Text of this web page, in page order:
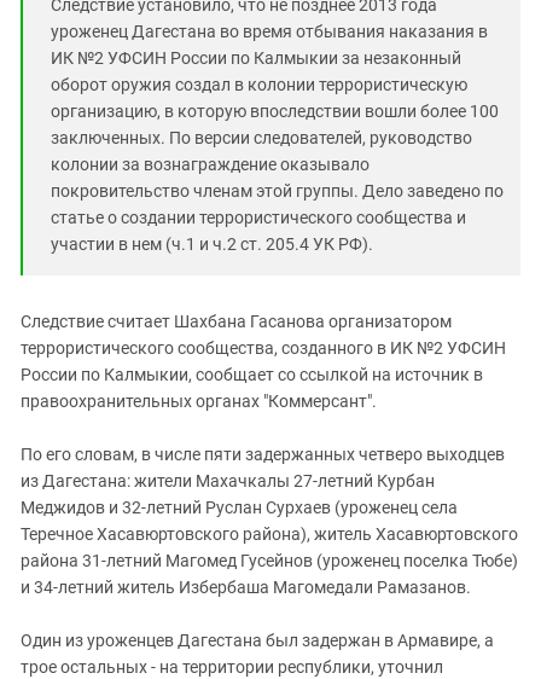
Следствие установило, что не позднее 2013 года
уроженец Дагестана во время отбывания наказания в
ИК №2 УФСИН России по Калмыкии за незаконный
оборот оружия создал в колонии террористическую
организацию, в которую впоследствии вошли более 100
заключенных. По версии следователей, руководство
колонии за вознаграждение оказывало
покровительство членам этой группы. Дело заведено по
статье о создании террористического сообщества и
участии в нем (ч.1 и ч.2 ст. 205.4 УК РФ).
Следствие считает Шахбана Гасанова организатором
террористического сообщества, созданного в ИК №2 УФСИН
России по Калмыкии, сообщает со ссылкой на источник в
правоохранительных органах "Коммерсант".
По его словам, в числе пяти задержанных четверо выходцев
из Дагестана: жители Махачкалы 27-летний Курбан
Меджидов и 32-летний Руслан Сурхаев (уроженец села
Теречное Хасавюртовского района), житель Хасавюртовского
района 31-летний Магомед Гусейнов (уроженец поселка Тюбе)
и 34-летний житель Избербаша Магомедали Рамазанов.
Один из уроженцев Дагестана был задержан в Армавире, а
трое остальных - на территории республики, уточнил